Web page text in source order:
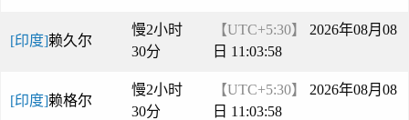
[印度]赖久尔
慢2小时
30分
【UTC+5:30】
2026年08月08
日 11:03:58
[印度]赖格尔
慢2小时
30分
【UTC+5:30】
2026年08月08
日 11:03:58